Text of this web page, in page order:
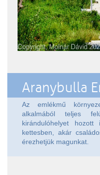
Aranybulla
Az emlékmű
alkalmából teljes
kirándulóhelyet
kettesben, akár
érezhetjük magunkat.